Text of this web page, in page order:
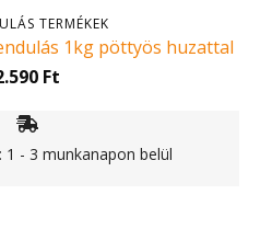
TERMÉKEK
1kg pöttyös huzattal
Ft
1 - 3 munkanapon belül